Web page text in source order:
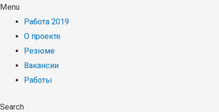
Menu
Работа 2019
О проекте
Резюме
Вакансии
Работы
Search